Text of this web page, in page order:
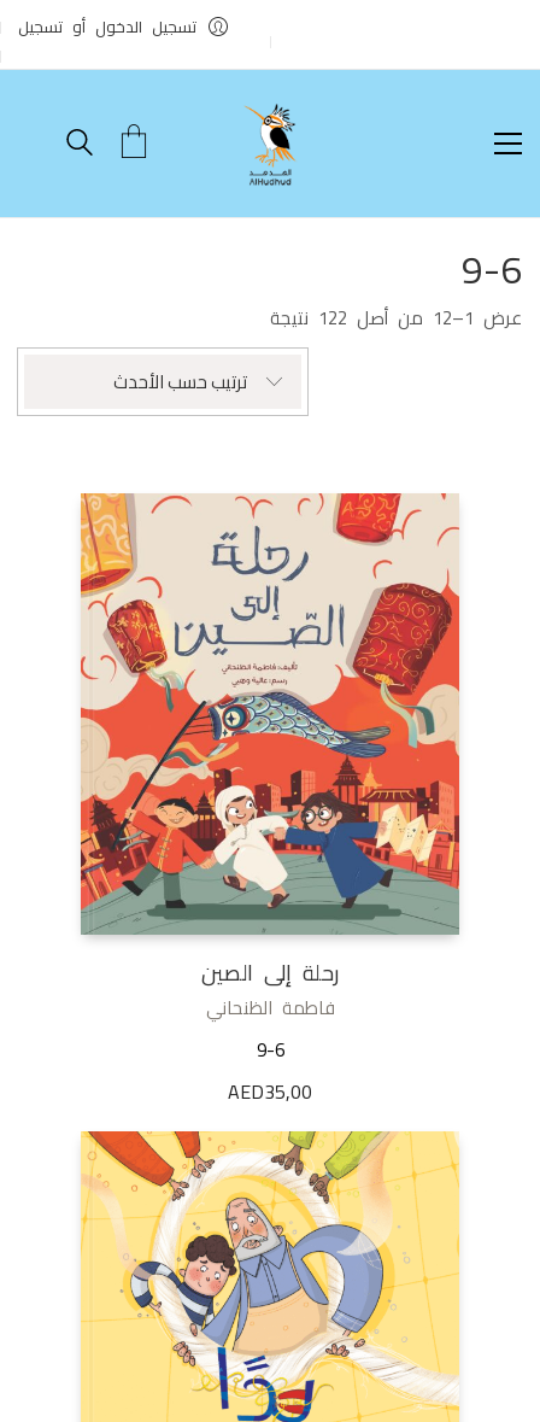
تسجيل الدخول أو تسجيل
9-6
عرض 1–12 من أصل 122 نتيجة
تم
الفرز
حسب
الأحدث
ترتيب حسب الأحدث
رحلة إلى الصين
فاطمة الظنحاني
9-6
AED35,00